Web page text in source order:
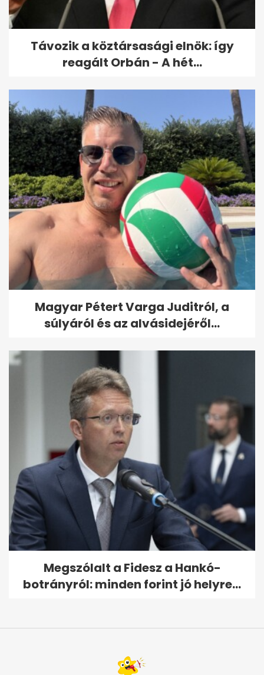
Távozik a köztársasági elnök: így
reagált Orbán - A hét...
Magyar Pétert Varga Juditról, a
súlyáról és az alvásidejéről...
Megszólalt a Fidesz a Hankó-
botrányról: minden forint jó helyre...